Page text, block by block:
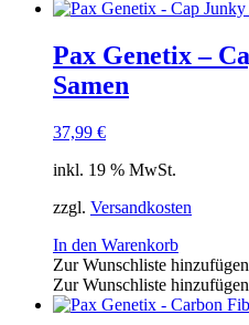
Pax Genetix –
Samen
37,99 €
inkl. 19 % MwSt.
zzgl. Versandkosten
In den Warenkorb
Zur Wunschliste hinzufügen
Zur Wunschliste hinzufügen